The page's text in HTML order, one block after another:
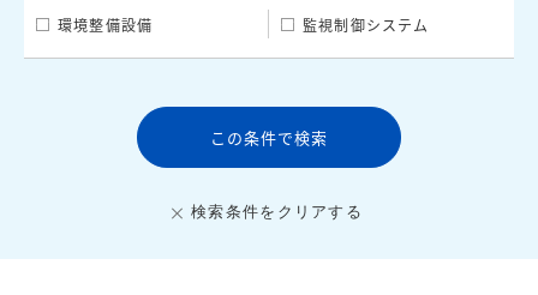
環境整備設備 監視制御システム
検索条件をクリアする